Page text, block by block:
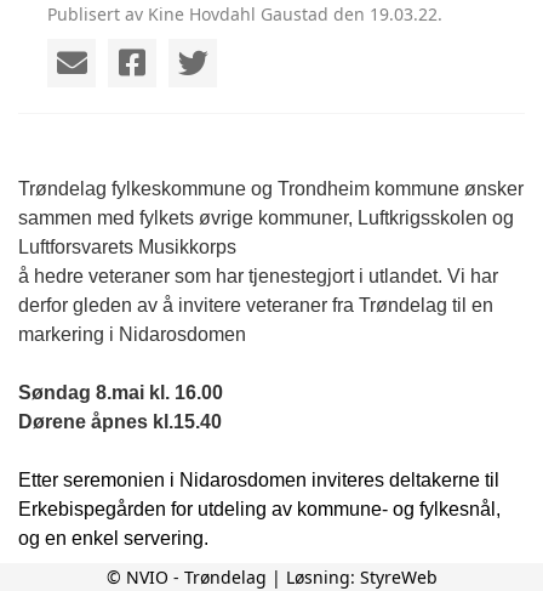
Publisert av Kine Hovdahl Gaustad den 19.03.22.
Trøndelag fylkeskommune og Trondheim kommune ønsker
sammen med fylkets øvrige kommuner, Luftkrigsskolen og
Luftforsvarets Musikkorps
å hedre veteraner som har tjenestegjort i utlandet. Vi har
derfor gleden av å invitere veteraner fra Trøndelag til en
markering i Nidarosdomen
Søndag 8.mai kl. 16.00
Dørene åpnes kl.15.40
Etter seremonien i Nidarosdomen inviteres deltakerne til
Erkebispegården for utdeling av kommune- og fylkesnål,
og en enkel servering.
Hele det historiske anlegget er åpent under arrangementet,
© NVIO - Trøndelag | Løsning: StyreWeb